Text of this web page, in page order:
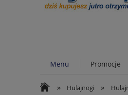
Menu Promocje
» Hulajnogi »